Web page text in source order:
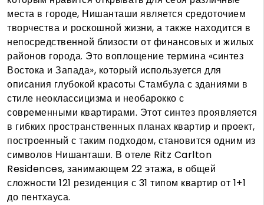
места в городе, Нишанташи является средоточием
творчества и роскошной жизни, а также находится в
непосредственной близости от финансовых и жилых
районов города. Это воплощение термина «синтез
Востока и Запада», который используется для
описания глубокой красоты Стамбула с зданиями в
стиле неоклассицизма и необарокко с
современными квартирами. Этот синтез проявляется
в гибких пространственных планах квартир и проект,
построенный с таким подходом, становится одним из
символов Нишанташи. В отеле Ritz Carlton
Residences, занимающем 22 этажа, в общей
сложности 121 резиденция с 31 типом квартир от 1+1
до пентхауса.